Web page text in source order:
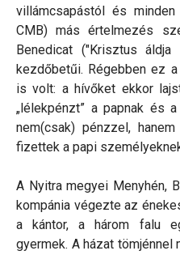
villámcsapástól és
CMB) más értelmezés
Benedicat ("Krisztus
kezdőbetűi. Régebben ez
is volt: a hívőket ekkor
„lélekpénzt” a papnak és
nem(csak) pénzzel,
fizettek a papi
A Nyitra megyei Menyhén,
kompánia végezte az
a kántor, a három falu
gyermek. A házat